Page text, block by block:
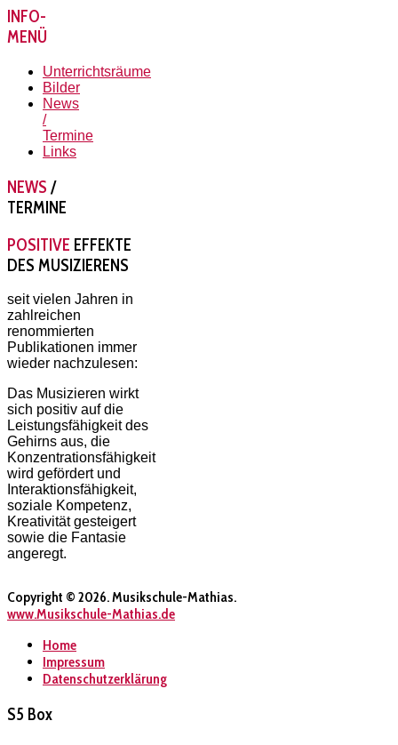
INFO-
MENÜ
Unterrichtsräume
Bilder
News
/
Termine
Links
NEWS /
TERMINE
POSITIVE EFFEKTE
DES MUSIZIERENS
seit vielen Jahren in
zahlreichen
renommierten
Publikationen immer
wieder nachzulesen:
Das Musizieren wirkt
sich positiv auf die
Leistungsfähigkeit des
Gehirns aus, die
Konzentrationsfähigkeit
wird gefördert und
Interaktionsfähigkeit,
soziale Kompetenz,
Kreativität gesteigert
sowie die Fantasie
angeregt.
Copyright © 2026. Musikschule-Mathias.
www.Musikschule-Mathias.de
Home
Impressum
Datenschutzerklärung
S5 Box